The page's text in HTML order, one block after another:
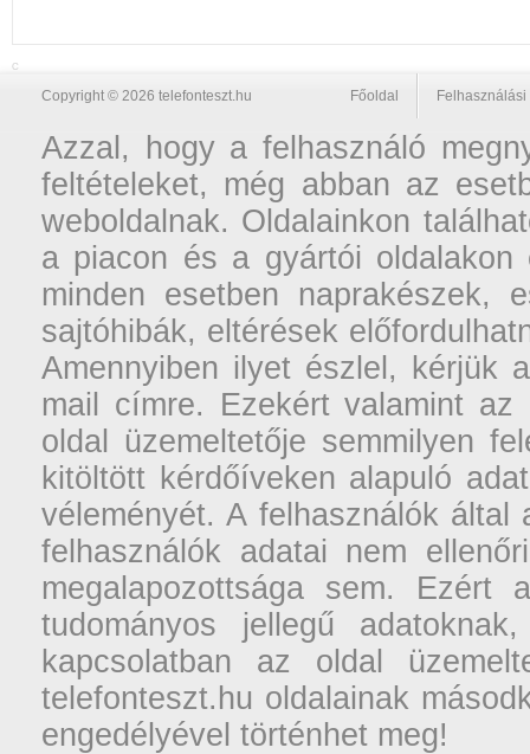
C
Copyright © 2026 telefonteszt.hu Főoldal
Azzal, hogy a felhasználó
feltételeket, még abban az
weboldalnak. Oldalainkon
a piacon és a gyártói oldalakon
minden esetben naprakészek,
sajtóhibák, eltérések
Amennyiben ilyet észlel, kérjük
mail címre. Ezekért valamint
oldal üzemeltetője semmilyen
kitöltött kérdőíveken alapuló
véleményét. A felhasználók
felhasználók adatai nem
megalapozottsága sem. Ezért
tudományos jellegű
kapcsolatban az oldal
telefonteszt.hu oldalainak
engedélyével történhet meg!